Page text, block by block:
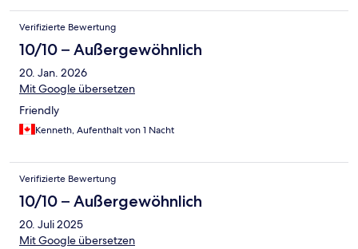
Verifizierte Bewertung
10/10 – Außergewöhnlich
20. Jan. 2026
Mit Google übersetzen
Friendly
Kenneth, Aufenthalt von 1 Nacht
Verifizierte Bewertung
10/10 – Außergewöhnlich
20. Juli 2025
Mit Google übersetzen